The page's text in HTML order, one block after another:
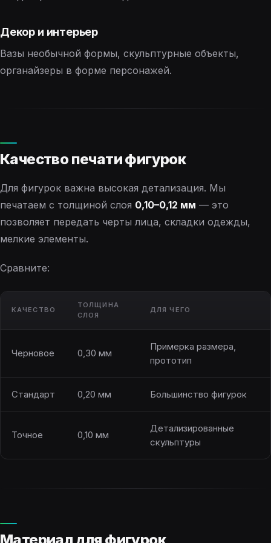
Декор и интерьер
Вазы необычной формы, скульптурные объекты,
органайзеры в форме персонажей.
Качество печати фигурок
Для фигурок важна высокая детализация. Мы
печатаем с толщиной слоя 0,10–0,12 мм — это
позволяет передать черты лица, складки одежды,
мелкие элементы.
Сравните:
КАЧЕСТВО
ТОЛЩИНА
СЛОЯ
ДЛЯ ЧЕГО
Черновое 0,30 мм
Примерка размера,
прототип
Стандарт 0,20 мм Большинство фигурок
Точное 0,10 мм
Детализированные
скульптуры